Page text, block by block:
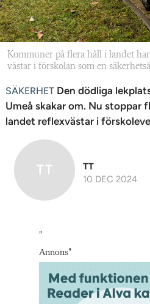
Kommuner på flera håll i landet
västar i förskolan som en
SÄKERHET Den dödliga
Umeå skakar om. Nu stoppar
landet reflexvästar i
TT
10 DEC 2024
"
Annons"